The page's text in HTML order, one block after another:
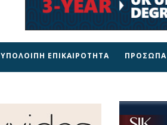
ΥΠΟΛΟΙΠΗ ΕΠΙΚΑΙΡΟΤΗΤΑ ΠΡΟΣΩΠΑ